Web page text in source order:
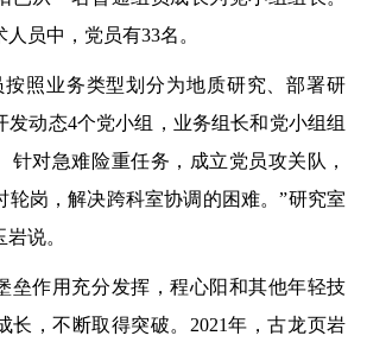
员中，党员有33名。
业务类型划分为地质研究、部署研
发动态4个党小组，业务组长和党小组组
针对急难险重任务，成立党员攻关队，
轮岗，解决跨科室协调的困难。”研究室
说。
作用充分发挥，程心阳和其他年轻技
长，不断取得突破。2021年，古龙页岩